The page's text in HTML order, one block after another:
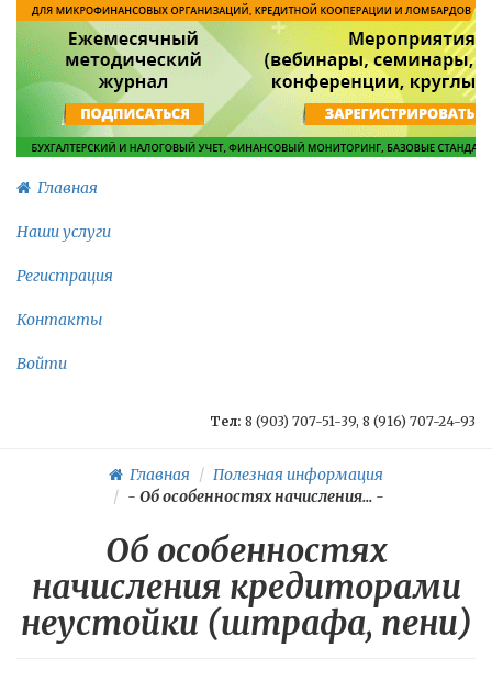
Главная
Наши услуги
Регистрация
Контакты
Войти
Тел: 8 (903) 707-51-39, 8 (916) 707-24-93
Главная
Полезная информация
- Об особенностях начисления... -
Об особенностях
начисления кредиторами
неустойки (штрафа, пени)